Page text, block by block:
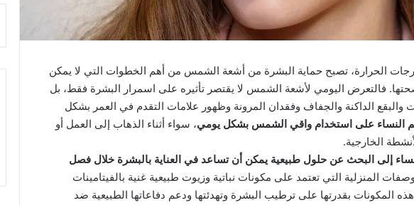
الحرارة، تصبح حماية البشرة من أشعة الشمس من أهم الخطوات التي لا يمكن
فالتعرض اليومي لأشعة الشمس لا يقتصر تأثيره على اسمرار البشرة فقط، بل
والبقع الداكنة والجفاف وفقدان المرونة وظهور علامات التقدم في العمر بشكل
على استخدام واقي الشمس بشكل يومي، سواء أثناء الذهاب إلى العمل أو
الخارجية.
إلى البحث عن حلول طبيعية يمكن أن تساعد في العناية بالبشرة خلال فصل
المنزلية التي تعتمد على مكونات نباتية وزيوت طبيعية غنية بالفيتامينات
المكونات بقدرتها على ترطيب البشرة وتهدئتها ودعم دفاعاتها الطبيعية ضد